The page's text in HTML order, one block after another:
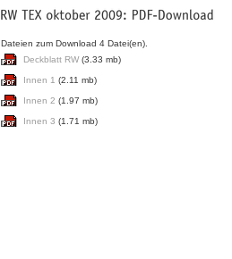
Dateien zum Download 4 Datei(en).
Deckblatt RW(3.33 mb)
Innen 1 (2.11 mb)
Innen 2 (1.97 mb)
Innen 3 (1.71 mb)